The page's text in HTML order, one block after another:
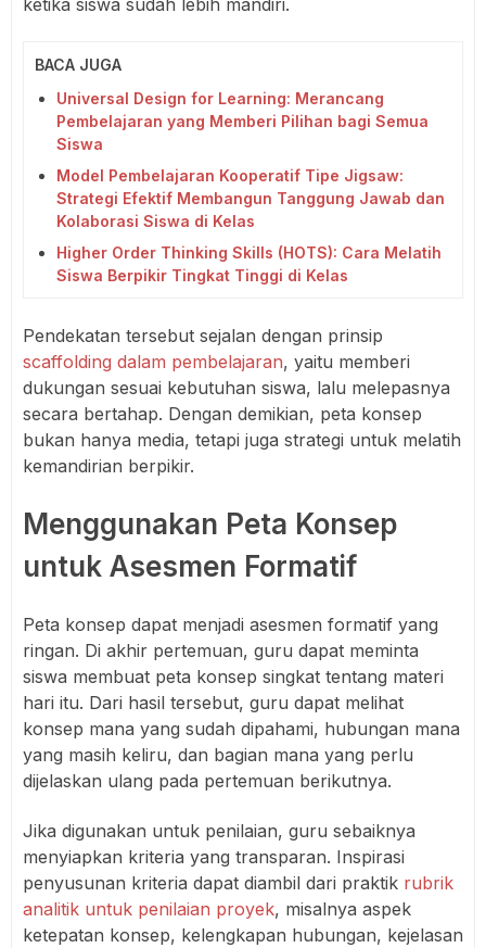
ketika siswa sudah lebih mandiri.
BACA JUGA
Universal Design for Learning: Merancang
Pembelajaran yang Memberi Pilihan bagi Semua
Siswa
Model Pembelajaran Kooperatif Tipe Jigsaw:
Strategi Efektif Membangun Tanggung Jawab dan
Kolaborasi Siswa di Kelas
Higher Order Thinking Skills (HOTS): Cara Melatih
Siswa Berpikir Tingkat Tinggi di Kelas
Pendekatan tersebut sejalan dengan prinsip
scaffolding dalam pembelajaran, yaitu memberi
dukungan sesuai kebutuhan siswa, lalu melepasnya
secara bertahap. Dengan demikian, peta konsep
bukan hanya media, tetapi juga strategi untuk melatih
kemandirian berpikir.
Menggunakan Peta Konsep
untuk Asesmen Formatif
Peta konsep dapat menjadi asesmen formatif yang
ringan. Di akhir pertemuan, guru dapat meminta
siswa membuat peta konsep singkat tentang materi
hari itu. Dari hasil tersebut, guru dapat melihat
konsep mana yang sudah dipahami, hubungan mana
yang masih keliru, dan bagian mana yang perlu
dijelaskan ulang pada pertemuan berikutnya.
Jika digunakan untuk penilaian, guru sebaiknya
menyiapkan kriteria yang transparan. Inspirasi
penyusunan kriteria dapat diambil dari praktik rubrik
analitik untuk penilaian proyek, misalnya aspek
ketepatan konsep, kelengkapan hubungan, kejelasan